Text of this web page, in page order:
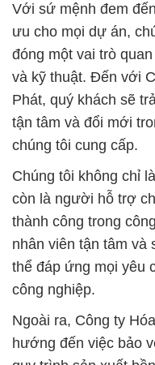
Với sứ mệnh đem
ưu cho mọi dự án,
đóng một vai trò
và kỹ thuật. Đến với
Phát, quý khách sẽ
tận tâm và đổi mới
chúng tôi cung cấp.
Chúng tôi không chỉ
còn là người hỗ trợ
thành công trong
nhân viên tận tâm và
thể đáp ứng mọi yêu
công nghiệp.
Ngoài ra, Công ty
hướng đến việc bảo